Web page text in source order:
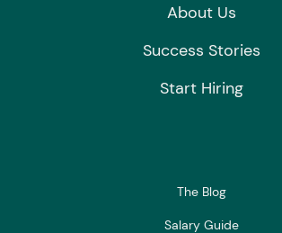
About Us
Success Stories
Start Hiring
The Blog
Salary Guide